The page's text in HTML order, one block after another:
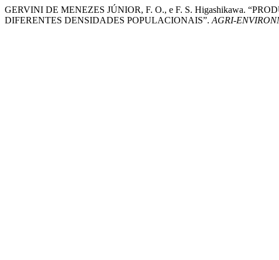
GERVINI DE MENEZES JÚNIOR, F. O., e F. S. Higashikawa.
DIFERENTES DENSIDADES POPULACIONAIS”. AGRI-